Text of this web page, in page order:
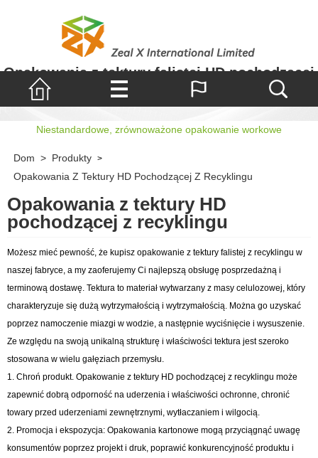
Opakowania z tektury falistej HD pochodzącej
z recyklingu
Niestandardowe, zrównoważone opakowanie workowe
Dom > Produkty >
Opakowania Z Tektury HD Pochodzącej Z Recyklingu
Opakowania z tektury HD
pochodzącej z recyklingu
Możesz mieć pewność, że kupisz opakowanie z tektury falistej z recyklingu w
naszej fabryce, a my zaoferujemy Ci najlepszą obsługę posprzedażną i
terminową dostawę. Tektura to materiał wytwarzany z masy celulozowej, który
charakteryzuje się dużą wytrzymałością i wytrzymałością. Można go uzyskać
poprzez namoczenie miazgi w wodzie, a następnie wyciśnięcie i wysuszenie.
Ze względu na swoją unikalną strukturę i właściwości tektura jest szeroko
stosowana w wielu gałęziach przemysłu.
1. Chroń produkt. Opakowanie z tektury HD pochodzącej z recyklingu może
zapewnić dobrą odporność na uderzenia i właściwości ochronne, chronić
towary przed uderzeniami zewnętrznymi, wytłaczaniem i wilgocią.
2. Promocja i ekspozycja: Opakowania kartonowe mogą przyciągnąć uwagę
konsumentów poprzez projekt i druk, poprawić konkurencyjność produktu i